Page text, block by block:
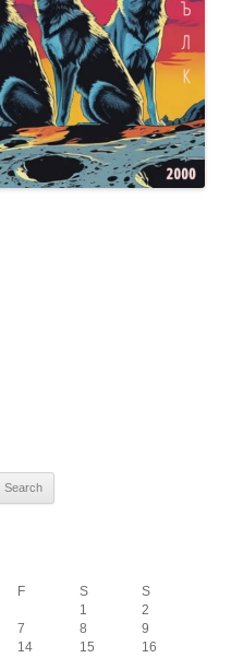
F S
S
1
2
7 8
9
14 15
16